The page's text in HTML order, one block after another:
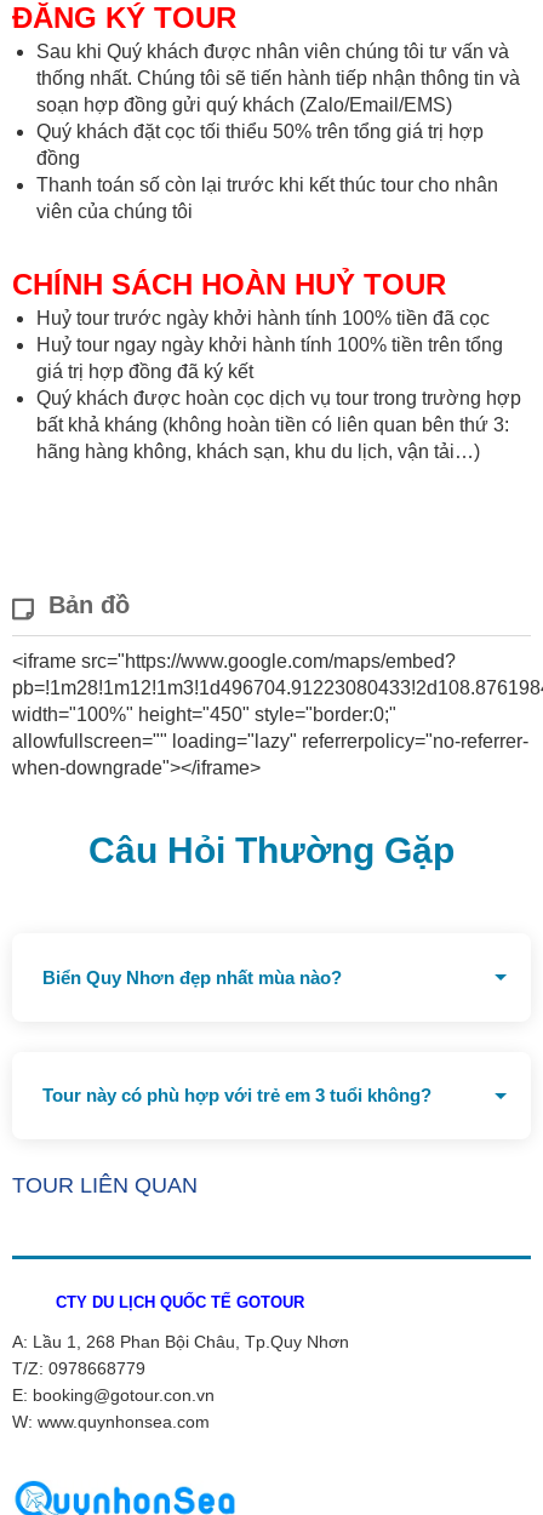
ĐĂNG KÝ TOUR
Sau khi Quý khách được nhân viên chúng tôi tư vấn và
thống nhất. Chúng tôi sẽ tiến hành tiếp nhận thông tin và
soạn hợp đồng gửi quý khách (Zalo/Email/EMS)
Quý khách đặt cọc tối thiểu 50% trên tổng giá trị hợp
đồng
Thanh toán số còn lại trước khi kết thúc tour cho nhân
viên của chúng tôi
CHÍNH SÁCH HOÀN HUỶ TOUR
Huỷ tour trước ngày khởi hành tính 100% tiền đã cọc
Huỷ tour ngay ngày khởi hành tính 100% tiền trên tổng
giá trị hợp đồng đã ký kết
Quý khách được hoàn cọc dịch vụ tour trong trường hợp
bất khả kháng (không hoàn tiền có liên quan bên thứ 3:
hãng hàng không, khách sạn, khu du lịch, vận tải…)
Bản đồ
<iframe src="https://www.google.com/maps/embed?
width="100%" height="450" style="border:0;"
allowfullscreen="" loading="lazy" referrerpolicy="no-referrer-
when-downgrade"></iframe>
Câu Hỏi Thường Gặp
Biển Quy Nhơn đẹp nhất mùa nào?
Tour này có phù hợp với trẻ em 3 tuổi không?
TOUR LIÊN QUAN
CTY DU LỊCH QUỐC TẾ GOTOUR
A: Lầu 1, 268 Phan Bội Châu, Tp.Quy Nhơn
T/Z: 0978668779
E: booking@gotour.con.vn
W: www.quynhonsea.com